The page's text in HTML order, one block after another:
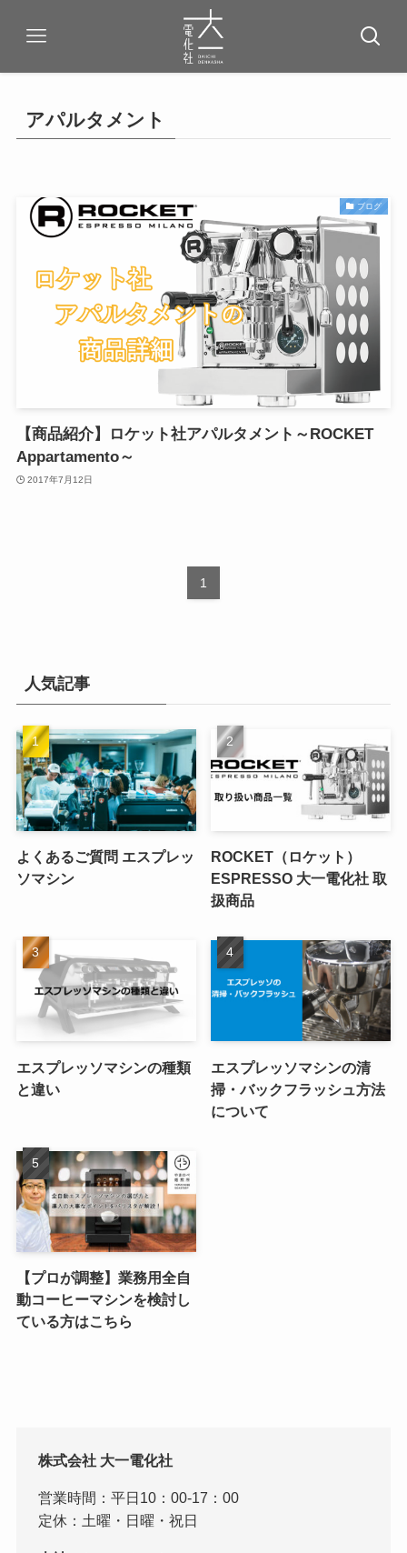
アパルタメント
ブログ
【商品紹介】ロケット社アパルタメント～ROCKET
Appartamento～
2017年7月12日
1
人気記事
よくあるご質問 エスプレッ
ソマシン
ROCKET（ロケット）
ESPRESSO 大一電化社 取
扱商品
エスプレッソマシンの種類
と違い
エスプレッソマシンの清
掃・バックフラッシュ方法
について
【プロが調整】業務用全自
動コーヒーマシンを検討し
ている方はこちら
株式会社 大一電化社
営業時間：平日10：00-17：00
定休：土曜・日曜・祝日